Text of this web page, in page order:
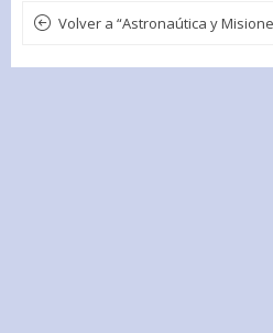
Volver a “Astronaútica y